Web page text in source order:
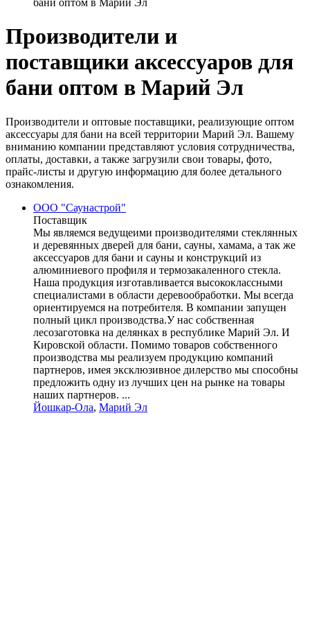
бани оптом в Марий Эл
Производители и
поставщики аксессуаров для
бани оптом в Марий Эл
Производители и оптовые поставщики, реализующие оптом
аксессуары для бани на всей территории Марий Эл. Вашему
вниманию компании представляют условия сотрудничества,
оплаты, доставки, а также загрузили свои товары, фото,
прайс-листы и другую информацию для более детального
ознакомления.
ООО "Саунастрой"
Поставщик
Мы являемся ведущеими производителями стеклянных
и деревянных дверей для бани, сауны, хамама, а так же
аксессуаров для бани и сауны и конструкций из
алюминиевого профиля и термозакаленного стекла.
Наша продукция изготавливается высококлассными
специалистами в области деревообработки. Мы всегда
ориентируемся на потребителя. В компании запущен
полный цикл производства.У нас собственная
лесозаготовка на делянках в республике Марий Эл. И
Кировской области. Помимо товаров собственного
производства мы реализуем продукцию компаний
партнеров, имея эксклюзивное дилерство мы способны
предложить одну из лучших цен на рынке на товары
наших партнеров. ...
Йошкар-Ола, Марий Эл